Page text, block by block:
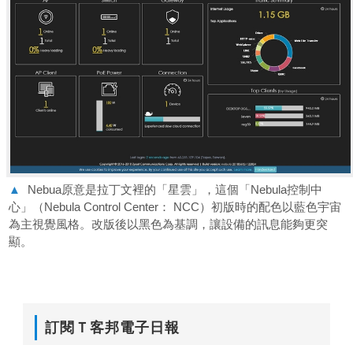
▲
Nebua原意是拉丁文裡的「星雲」，這個「Nebula控制中
心」（Nebula Control Center： NCC）初版時的配色以藍色宇宙
為主視覺風格。改版後以黑色為基調，讓設備的訊息能夠更突
顯。
訂閱Ｔ客邦電子日報